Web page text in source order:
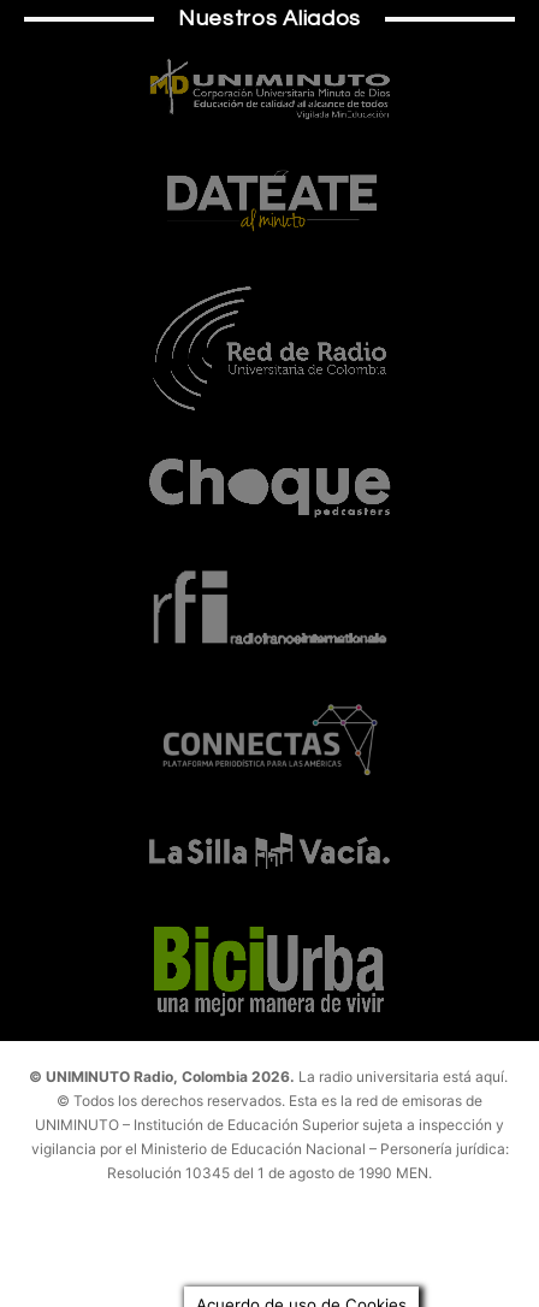
Nuestros Aliados
© UNIMINUTO Radio, Colombia 2026. La radio universitaria está aquí.
© Todos los derechos reservados. Esta es la red de emisoras de
UNIMINUTO – Institución de Educación Superior sujeta a inspección y
vigilancia por el Ministerio de Educación Nacional – Personería jurídica:
Resolución 10345 del 1 de agosto de 1990 MEN.